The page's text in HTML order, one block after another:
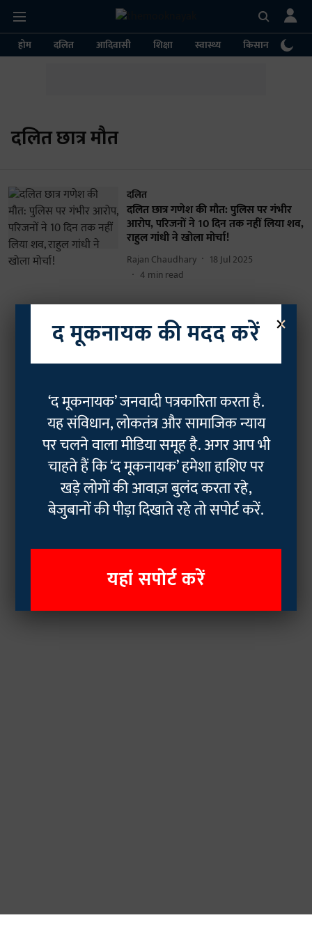
होम दलित आदिवासी शिक्षा स्वास्थ्य किसान
दलित छात्र मौत
दलित
दलित छात्र गणेश की मौत: पुलिस पर गंभीर
आरोप, परिजनों ने 10 दिन तक नहीं लिया शव,
राहुल गांधी ने खोला मोर्चा!
Rajan Chaudhary
18 Jul 2025
4 min read
×
द मूकनायक की मदद करें
‘द मूकनायक’ जनवादी पत्रकारिता करता है.
यह संविधान, लोकतंत्र और सामाजिक न्याय
पर चलने वाला मीडिया समूह है. अगर आप भी
चाहते हैं कि ‘द मूकनायक’ हमेशा हाशिए पर
खड़े लोगों की आवाज़ बुलंद करता रहे,
बेजुबानों की पीड़ा दिखाते रहे तो सपोर्ट करें.
यहां सपोर्ट करें